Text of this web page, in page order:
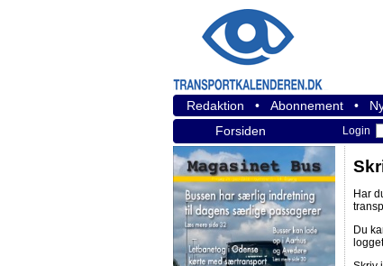
Redaktion • Abonnement •
Forsiden
Login
Har
Du